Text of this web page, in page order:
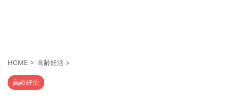
HOME > 高齢妊活 >
高齢妊活